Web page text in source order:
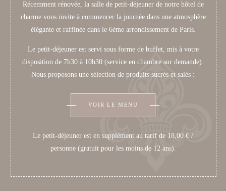
Récemment rénovée, la salle de petit-déjeuner de notre hôtel de
charme vous invite à commencer la journée dans une atmosphère
élégante et raffinée dans le 6ème arrondissement de Paris.
Le petit-déjeuner est servi sous forme de buffet, mis à votre
disposition de 7h30 à 10h30 (service en chambre sur demande).
Nous proposons une sélection de produits sucrés et salés :
VOIR LE MENU
Le petit-déjeuner est en supplément au tarif de 18,00 € /
personne (gratuit pour les moins de 12 ans).